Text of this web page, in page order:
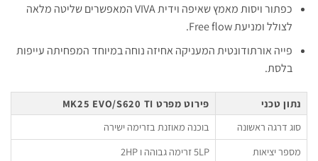
כפתור ויסות מאמץ שאיפה וידית VIVA המאפשרים שליטה מלאה
לצולל ומניעת Free flow.
פייה אורתודונטית המעניקה אחיזה נוחה במיוחד המפחיתה עייפות
בלסת.
נתון טכני
פירוט מפרט MK25 EVO/S620 TI
סוג דרגה ראשונה
בוכנה מאוזנת בזרימה ישירה
מספר יציאות
5LP זרימה גבוהה ו 2HP